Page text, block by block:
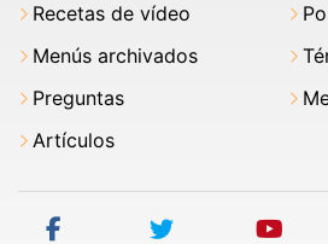
Recetas de vídeo
Menús archivados
Preguntas
Artículos
facebook twitter